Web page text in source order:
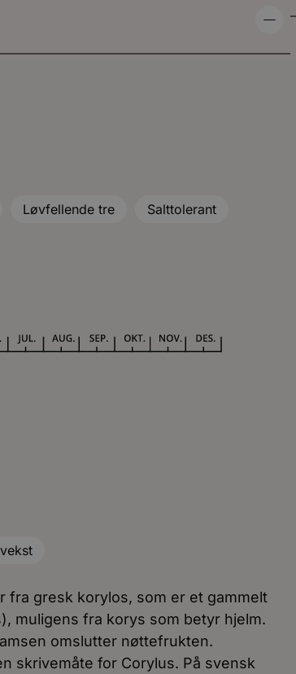
Løvfellende tre Salttolerant
fra gresk korylos, som er et gammelt
muligens fra korys som betyr hjelm.
omslutter nøttefrukten.
skrivemåte for Corylus. På svensk